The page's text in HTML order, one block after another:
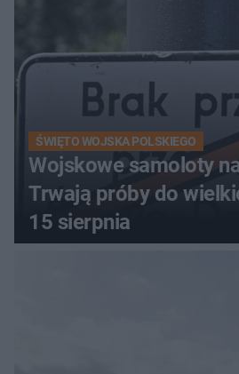
ŚWIĘTO WOJSKA POLSKIEGO
Wojskowe samoloty
Trwają próby do
15 sierpnia